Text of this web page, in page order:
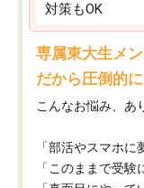
対策もOK
専属東大生メ
だから圧倒的に
こんなお悩み、あ
「部活やスマホに
「このままで受験